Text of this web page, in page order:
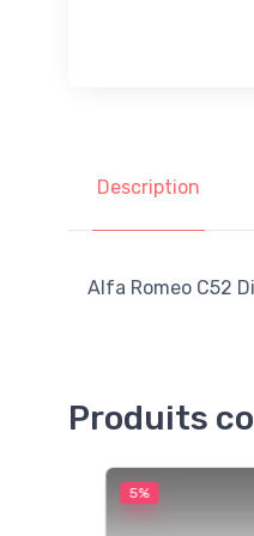
Description
Alfa Romeo C52
Produits
5%